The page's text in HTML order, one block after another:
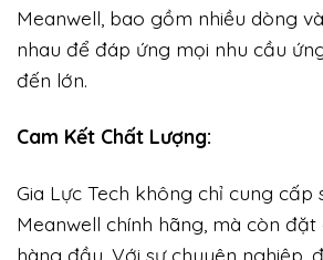
Meanwell, bao gồm nhiều dòng
nhau để đáp ứng mọi nhu cầu
đến lớn.
Cam Kết Chất Lượng:
Gia Lực Tech không chỉ cung
Meanwell chính hãng, mà còn
hàng đầu. Với sự chuyên nghiệp,